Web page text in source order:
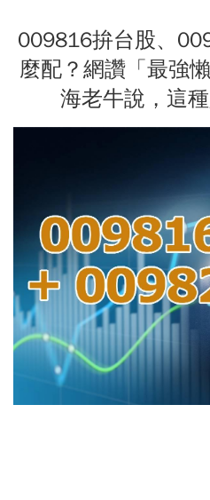
009816拚台股、
麼配？網讚「最強
海老牛說，這